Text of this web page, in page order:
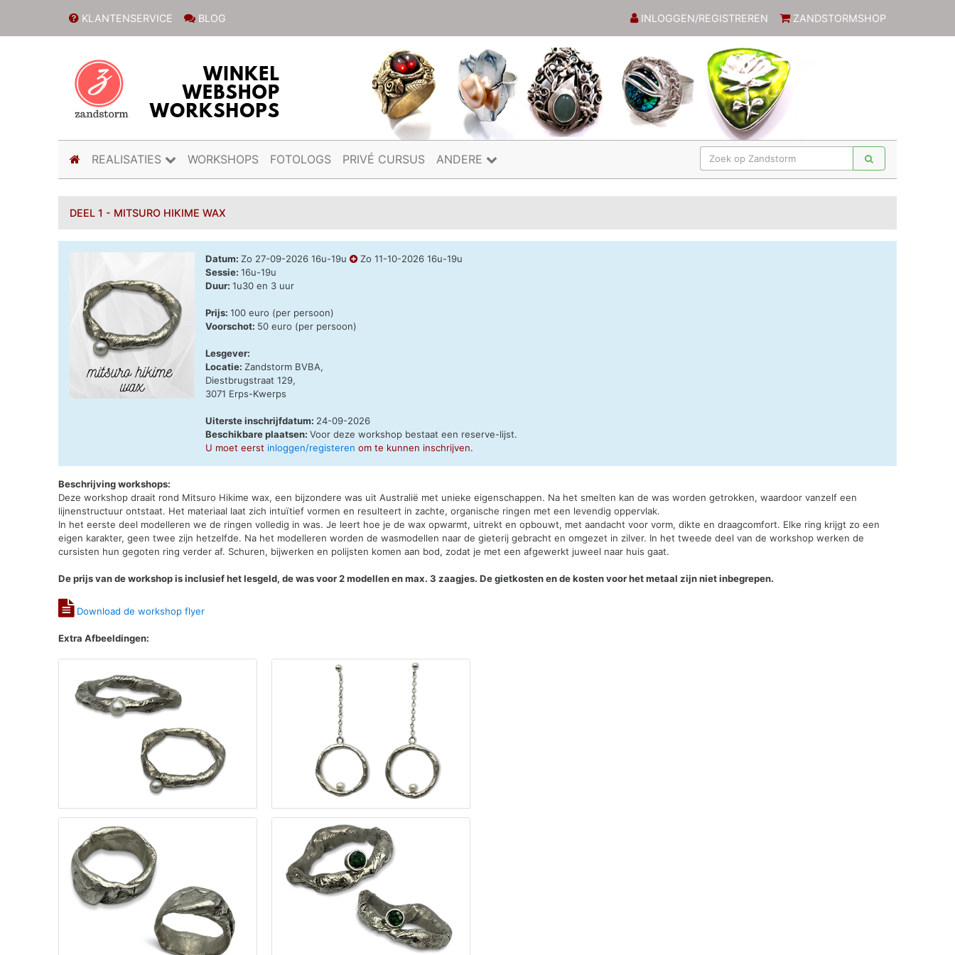
KLANTENSERVICE BLOG INLOGGEN/REGISTREREN ZANDSTORMSHOP
(current)
REALISATIES WORKSHOPS FOTOLOGS PRIVÉ CURSUS ANDERE
DEEL 1 - MITSURO HIKIME WAX
Datum: Zo 27-09-2026 16u-19u
Zo 11-10-2026 16u-19u
Sessie:16u-19u
Duur:1u30 en 3 uur
Prijs:100 euro (per persoon)
Voorschot: 50 euro (per persoon)
Lesgever:
Locatie: Zandstorm BVBA,
Diestbrugstraat 129,
3071 Erps-Kwerps
Uiterste inschrijfdatum: 24-09-2026
Beschikbare plaatsen:Voor deze workshop bestaat een reserve-lijst.
U moet eerst inloggen/registeren om te kunnen inschrijven.
Beschrijving workshops:
Deze workshop draait rond Mitsuro Hikime wax, een bijzondere was uit Australië met unieke eigenschappen. Na het smelten kan de was worden getrokken, waardoor vanzelf een
lijnenstructuur ontstaat. Het materiaal laat zich intuïtief vormen en resulteert in zachte, organische ringen met een levendig oppervlak.
In het eerste deel modelleren we de ringen volledig in was. Je leert hoe je de wax opwarmt, uitrekt en opbouwt, met aandacht voor vorm, dikte en draagcomfort. Elke ring krijgt zo een
eigen karakter, geen twee zijn hetzelfde. Na het modelleren worden de wasmodellen naar de gieterij gebracht en omgezet in zilver. In het tweede deel van de workshop werken de
cursisten hun gegoten ring verder af. Schuren, bijwerken en polijsten komen aan bod, zodat je met een afgewerkt juweel naar huis gaat.
De prijs van de workshop is inclusief het lesgeld, de was voor 2 modellen en max. 3 zaagjes. De gietkosten en de kosten voor het metaal zijn niet inbegrepen.
Download de workshop flyer
Extra Afbeeldingen: